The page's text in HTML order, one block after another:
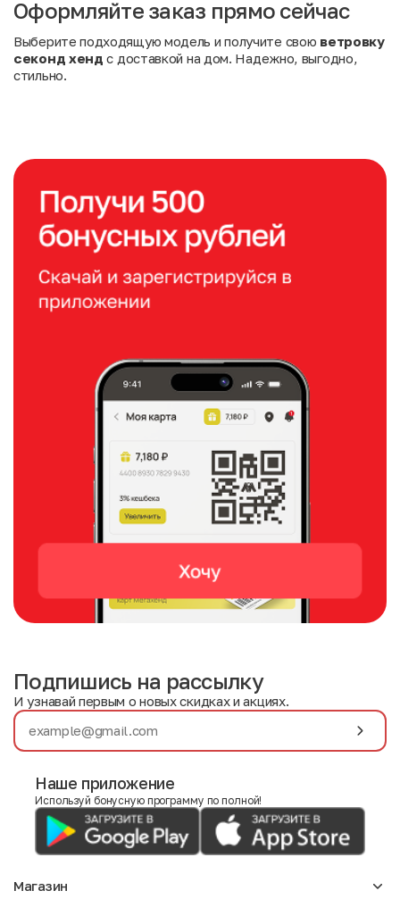
Оформляйте заказ прямо сейчас
Выберите подходящую модель и получите свою ветровку
секонд хенд с доставкой на дом. Надежно, выгодно,
стильно.
Подпишись на рассылку
И узнавай первым о новых скидках и акциях.
Наше приложение
Используй бонусную программу по полной!
Магазин